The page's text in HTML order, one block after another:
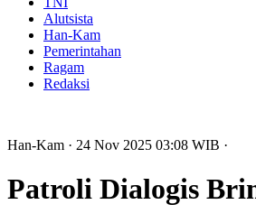
Alutsista
Han-Kam
Pemerintahan
Ragam
Redaksi
Han-Kam · 24 Nov 2025 03:08 WIB ·
Patroli Dialogis